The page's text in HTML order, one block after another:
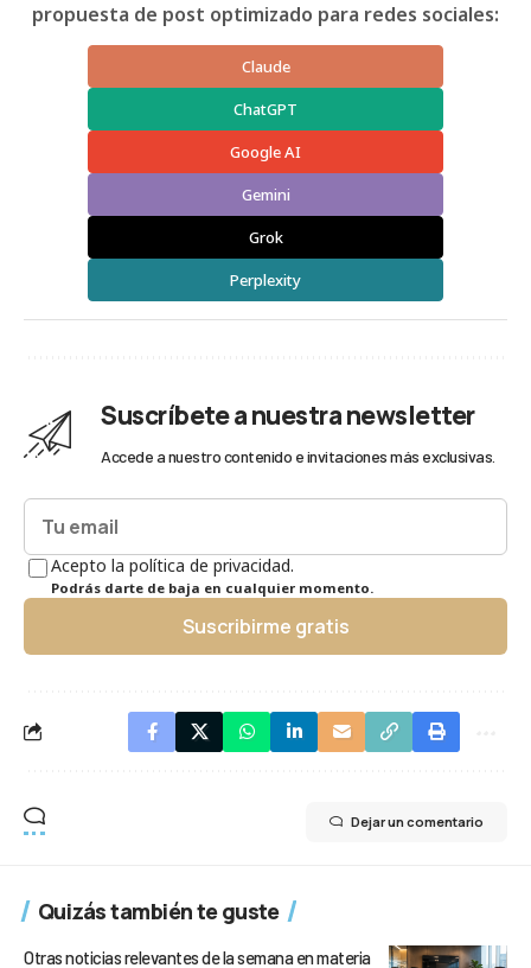
propuesta de post optimizado para redes sociales:
Claude
ChatGPT
Google AI
Gemini
Grok
Perplexity
Suscríbete a nuestra newsletter
Accede a nuestro contenido e invitaciones más exclusivas.
Acepto la política de privacidad.
Podrás darte de baja en cualquier momento.
Suscribirme gratis
Dejar un comentario
Quizás también te guste
Otras noticias relevantes de la semana en materia